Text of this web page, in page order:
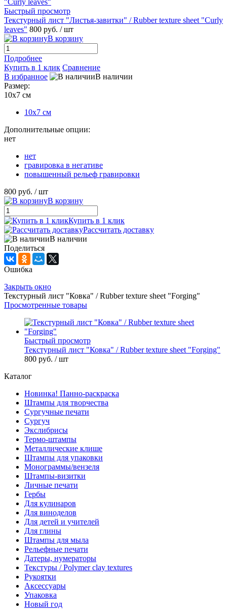
Быстрый просмотр
Текстурный лист "Листья-завитки" / Rubber texture sheet "Curly
leaves" 800 руб. / шт
В корзину
Подробнее
Купить в 1 клик Сравнение
В избранное
В наличии
Размер:
10х7 см
10х7 см
Дополнительные опции:
нет
нет
гравировка в негативе
повышенный рельеф гравировки
800 руб. / шт
В корзину
Купить в 1 клик
Рассчитать доставку
В наличии
Поделиться
Ошибка
Закрыть окно
Текстурный лист "Ковка" / Rubber texture sheet "Forging"
Просмотренные товары
Быстрый просмотр
Текстурный лист "Ковка" / Rubber texture sheet "Forging"
800 руб. / шт
Каталог
Новинка! Панно-раскраска
Штампы для творчества
Сургучные печати
Сургуч
Экслибрисы
Термо-штампы
Металлические клише
Штампы для упаковки
Монограммы/вензеля
Штампы-визитки
Личные печати
Гербы
Для кулинаров
Для виноделов
Для детей и учителей
Для глины
Штампы для мыла
Рельефные печати
Датеры, нумераторы
Текстуры / Polymer clay textures
Рукоятки
Аксессуары
Упаковка
Новый год